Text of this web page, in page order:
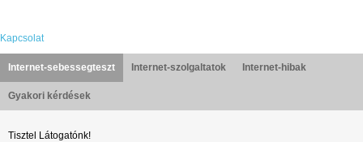
Kapcsolat
Internet-sebessegteszt Internet-szolgaltatok Internet-hibak
Gyakori kérdések
Tisztel Látogatónk!